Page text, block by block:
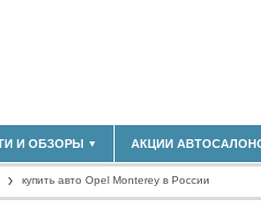
И ОБЗОРЫ ▼
РЫНКА
АКЦИИ
купить авто Opel Monterey в России